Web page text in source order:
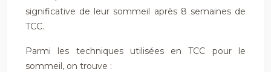
significative de leur sommeil après 8 semaines de
TCC.
Parmi les techniques utilisées en TCC pour le
sommeil, on trouve :